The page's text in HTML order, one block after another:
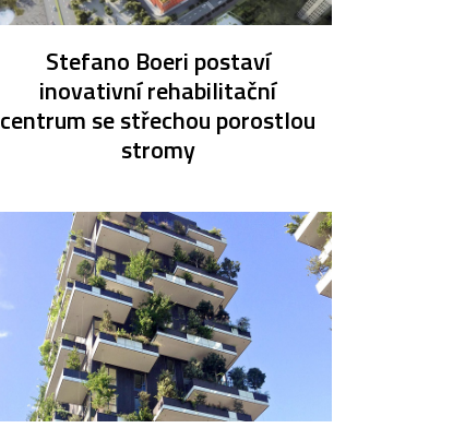
Stefano Boeri postaví
inovativní rehabilitační
centrum se střechou porostlou
stromy